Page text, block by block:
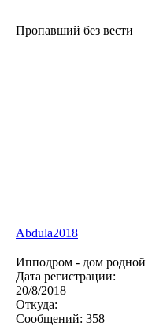
Пропавший без вести
Abdula2018
Ипподром - дом родной
Дата регистрации:
20/8/2018
Откуда:
Сообщений: 358